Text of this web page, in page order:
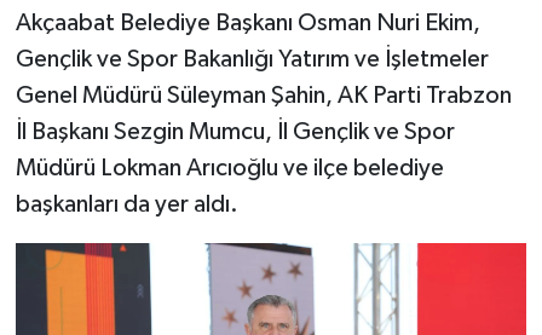
Akçaabat Belediye Başkanı Osman Nuri Ekim,
Gençlik ve Spor Bakanlığı Yatırım ve İşletmeler
Genel Müdürü Süleyman Şahin, AK Parti Trabzon
İl Başkanı Sezgin Mumcu, İl Gençlik ve Spor
Müdürü Lokman Arıcıoğlu ve ilçe belediye
başkanları da yer aldı.